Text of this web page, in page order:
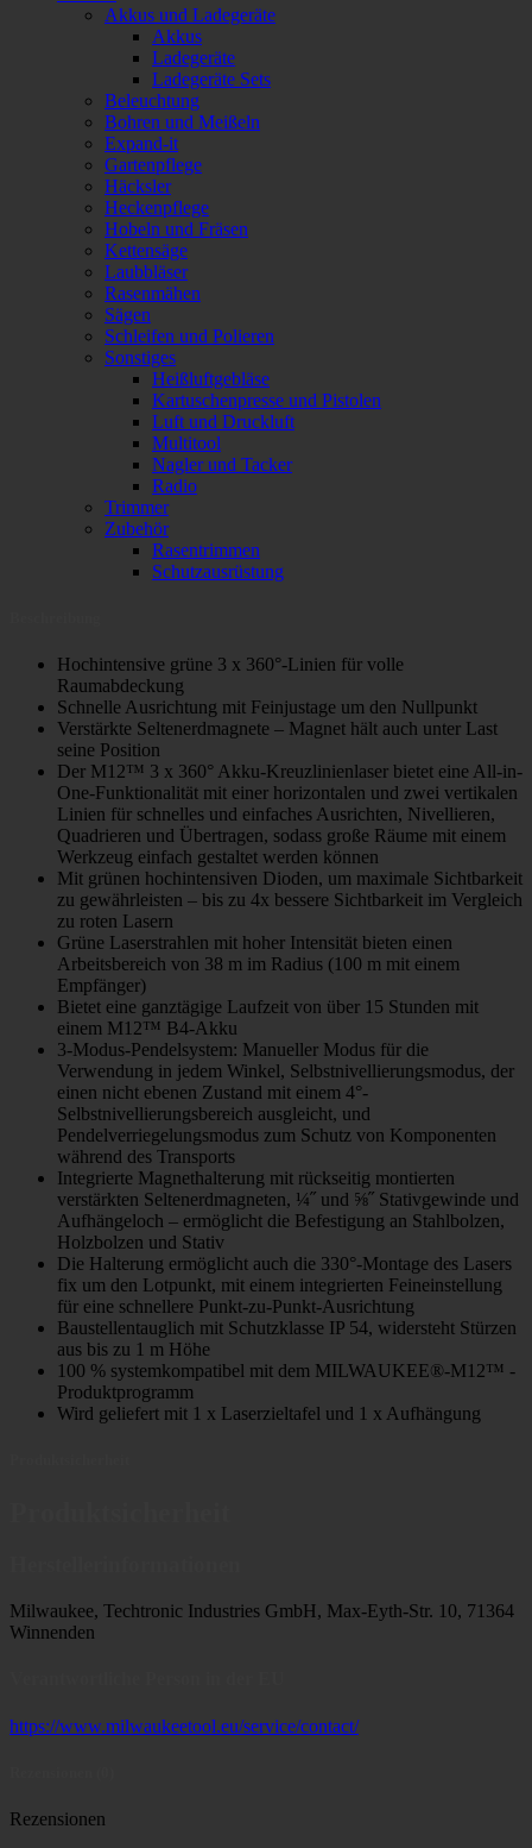
Akkus und Ladegeräte
Akkus
Ladegeräte
Ladegeräte Sets
Beleuchtung
Bohren und Meißeln
Expand-it
Gartenpflege
Häcksler
Heckenpflege
Hobeln und Fräsen
Kettensäge
Laubbläser
Rasenmähen
Sägen
Schleifen und Polieren
Sonstiges
Heißluftgebläse
Kartuschenpresse und Pistolen
Luft und Druckluft
Multitool
Nagler und Tacker
Radio
Trimmer
Zubehör
Rasentrimmen
Schutzausrüstung
Hochintensive grüne 3 x 360°-Linien für volle
Raumabdeckung
Schnelle Ausrichtung mit Feinjustage um den Nullpunkt
Verstärkte Seltenerdmagnete – Magnet hält auch unter Last
seine Position
Der M12™ 3 x 360° Akku-Kreuzlinienlaser bietet eine All-in-
One-Funktionalität mit einer horizontalen und zwei vertikalen
Linien für schnelles und einfaches Ausrichten, Nivellieren,
Quadrieren und Übertragen, sodass große Räume mit einem
Werkzeug einfach gestaltet werden können
Mit grünen hochintensiven Dioden, um maximale Sichtbarkeit
zu gewährleisten – bis zu 4x bessere Sichtbarkeit im Vergleich
zu roten Lasern
Grüne Laserstrahlen mit hoher Intensität bieten einen
Arbeitsbereich von 38 m im Radius (100 m mit einem
Empfänger)
Bietet eine ganztägige Laufzeit von über 15 Stunden mit
einem M12™ B4-Akku
3-Modus-Pendelsystem: Manueller Modus für die
Verwendung in jedem Winkel, Selbstnivellierungsmodus, der
einen nicht ebenen Zustand mit einem 4°-
Selbstnivellierungsbereich ausgleicht, und
Pendelverriegelungsmodus zum Schutz von Komponenten
während des Transports
Integrierte Magnethalterung mit rückseitig montierten
verstärkten Seltenerdmagneten, ¼˝ und ⅝˝ Stativgewinde und
Aufhängeloch – ermöglicht die Befestigung an Stahlbolzen,
Holzbolzen und Stativ
Die Halterung ermöglicht auch die 330°-Montage des Lasers
fix um den Lotpunkt, mit einem integrierten Feineinstellung
für eine schnellere Punkt-zu-Punkt-Ausrichtung
Baustellentauglich mit Schutzklasse IP 54, widersteht Stürzen
aus bis zu 1 m Höhe
100 % systemkompatibel mit dem MILWAUKEE®-M12™ -
Produktprogramm
Wird geliefert mit 1 x Laserzieltafel und 1 x Aufhängung
Milwaukee, Techtronic Industries GmbH, Max-Eyth-Str. 10, 71364
Winnenden
https://www.milwaukeetool.eu/service/contact/
Rezensionen